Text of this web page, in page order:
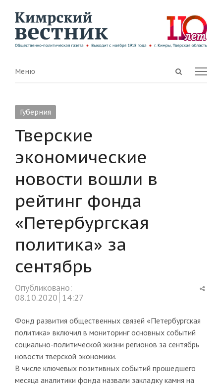
Open
Menu
Меню
Губерния
Тверские
экономические
новости вошли в
рейтинг фонда
«Петербургская
политика» за
сентябрь
Опубликовано:
08.10.2020 14:27
Фонд развития общественных связей «Петербургская
политика» включил в мониторинг основных событий
социально-политической жизни регионов за сентябрь
новости тверской экономики.
В числе ключевых позитивных событий прошедшего
месяца аналитики фонда назвали закладку камня на